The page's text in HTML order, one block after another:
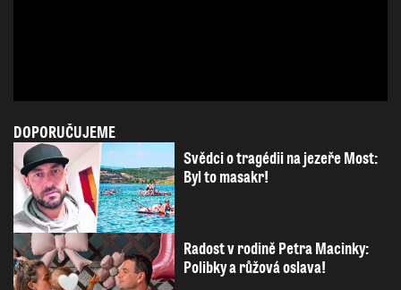
DOPORUČUJEME
Svědci o tragédii na jezeře Most:
Byl to masakr!
Radost v rodině Petra Macinky:
Polibky a růžová oslava!